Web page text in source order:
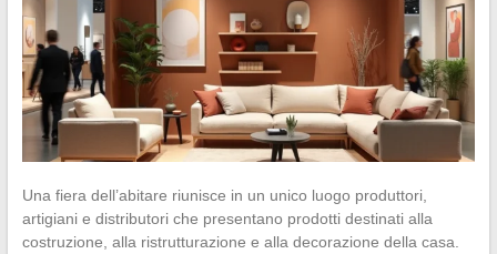
Una fiera dell’abitare riunisce in un unico luogo produttori,
artigiani e distributori che presentano prodotti destinati alla
costruzione, alla ristrutturazione e alla decorazione della casa.